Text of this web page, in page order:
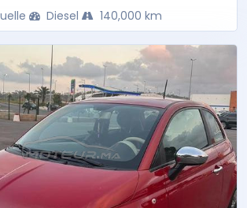
Diesel 140,000 km